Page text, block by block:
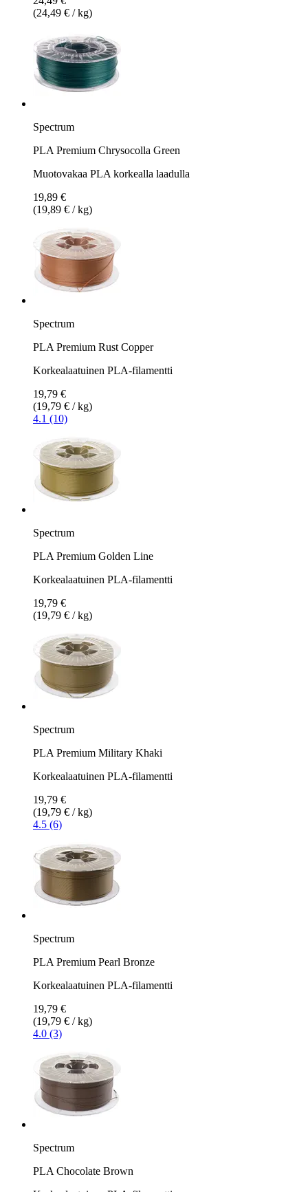
(24,49 € / kg)
Spectrum
PLA Premium Chrysocolla Green
Muotovakaa PLA korkealla laadulla
19,89 €
(19,89 € / kg)
Spectrum
PLA Premium Rust Copper
Korkealaatuinen PLA-filamentti
19,79 €
(19,79 € / kg)
4.1 (10)
Spectrum
PLA Premium Golden Line
Korkealaatuinen PLA-filamentti
19,79 €
(19,79 € / kg)
Spectrum
PLA Premium Military Khaki
Korkealaatuinen PLA-filamentti
19,79 €
(19,79 € / kg)
4.5 (6)
Spectrum
PLA Premium Pearl Bronze
Korkealaatuinen PLA-filamentti
19,79 €
(19,79 € / kg)
4.0 (3)
Spectrum
PLA Chocolate Brown